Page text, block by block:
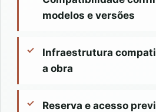
modelos e versões
Infraestrutura
a obra
Reserva e acesso